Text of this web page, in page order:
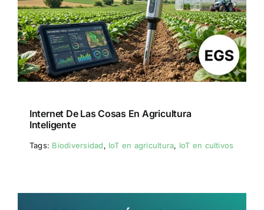
Internet De Las Cosas En Agricultura
Inteligente
Tags: Biodiversidad, IoT en agricultura, IoT en cultivos